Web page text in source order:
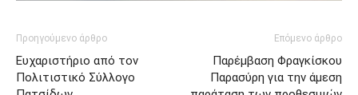
Προηγούμενο άρθρο
Ευχαριστήριο από τον
Πολιτιστικό Σύλλογο
Επόμενο άρθρο
Παρέμβαση Φραγκίσκου
Παρασύρη για την άμεση